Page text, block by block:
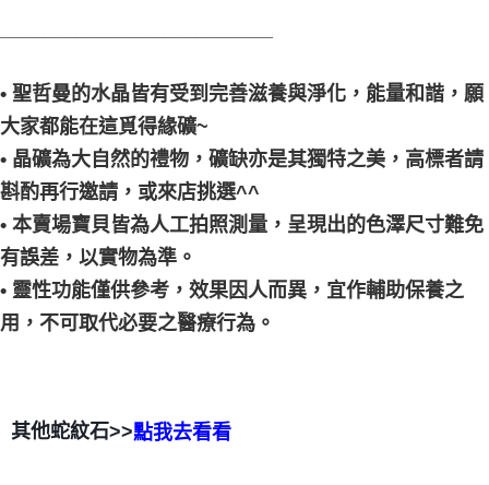
• 聖哲曼的水晶皆有受到完善滋養與淨化，能量和諧，願
大家都能在這覓得緣礦~
• 晶礦為大自然的禮物，礦缺亦是其獨特之美，高標者請
斟酌再行邀請，或來店挑選^^
• 本賣場寶貝皆為人工拍照測量，呈現出的色澤尺寸難免
有誤差，以實物為準。
• 靈性功能僅供參考，效果因人而異，宜作輔助保養之
用，不可取代必要之醫療行為。
其他蛇紋石>>點我去看看